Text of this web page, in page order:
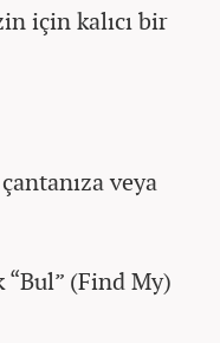
için kalıcı bir
veya
(Find My)